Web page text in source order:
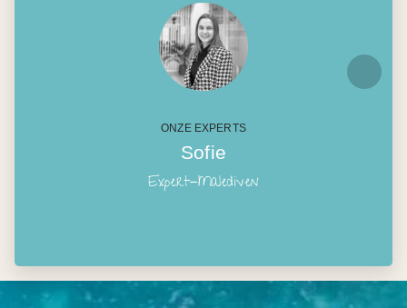
ONZE EXPERTS
Sofie
Expert-Malediven